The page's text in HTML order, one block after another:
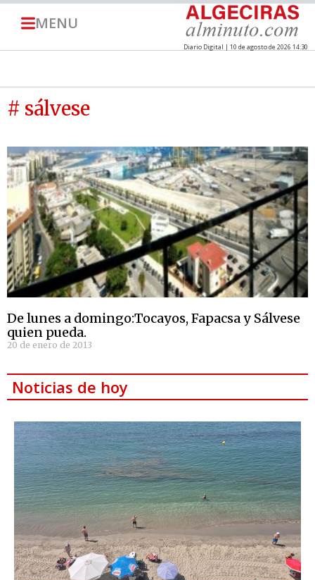
MENU
Diario Digital | 10 de agosto de 2026 14:30
# sálvese
De lunes a domingo:Tocayos, Fapacsa y Sálvese
quien pueda.
20 de enero de 2013
Noticias de hoy